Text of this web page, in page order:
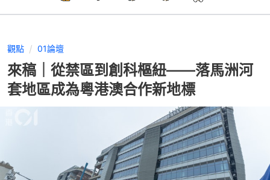
觀點 01論壇
來稿｜從禁區到創科樞紐——落馬洲河
套地區成為粵港澳合作新地標